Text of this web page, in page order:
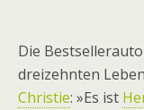
Die
dreizehnten
Christie: »Es ist